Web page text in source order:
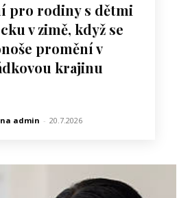
pro rodiny s dětmi
v zimě, když se
promění v
krajinu
admin - 20.7.2026